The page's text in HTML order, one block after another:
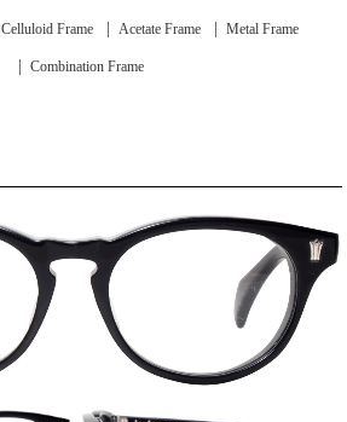
Celluloid Frame Acetate Frame Metal Frame
Combination Frame